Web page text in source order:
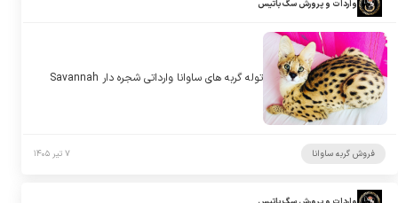
واردات و پرورش سگ باتیس
توله گربه های ساوانا وارداتی شجره دار Savannah
فروش گربه ساوانا ۷ تیر ۱۴۰۵